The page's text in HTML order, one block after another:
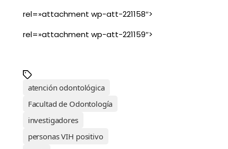
rel=»attachment wp-att-221158″>
rel=»attachment wp-att-221159″>
atención odontológica
Facultad de Odontología
investigadores
personas VIH positivo